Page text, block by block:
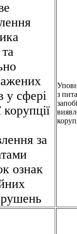
у сфері
корупції
за
ознак
з